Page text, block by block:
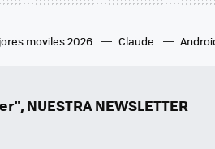
moviles 2026 Claude
NUESTRA NEWSLETTER